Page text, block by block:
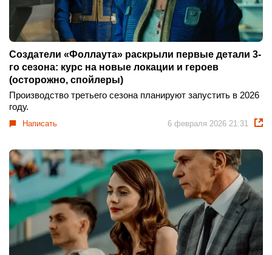
Создатели «Фоллаута» раскрыли первые детали 3-
го сезона: курс на новые локации и героев
(осторожно, спойлеры)
Производство третьего сезона планируют запустить в 2026
году.
Написать 6 февраля 2026 21:31